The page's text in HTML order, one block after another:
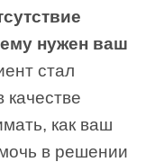
нужен ваш
стал
качестве
как ваш
в решении